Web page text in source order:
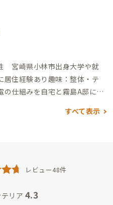
宮崎県小林市出身大学や就
居住経験あり 趣味：整体・テ
の仕組みを自宅と霧島A邸に作
うに活用できるか考えていま
いきたいと考えています。
すべて表示
レビュー48件
リア 4.3